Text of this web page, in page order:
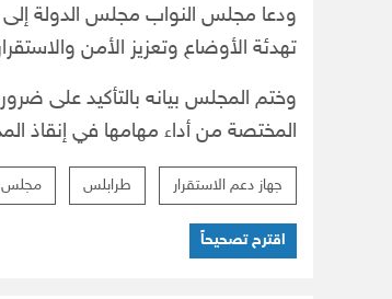
ودعا مجلس النواب مجلس الدولة
تهدئة الأوضاع وتعزيز الأمن
وختم المجلس بيانه بالتأكيد على
المختصة من أداء مهامها في إنقاذ
جهاز دعم الاستقرار طرابلس مجلس
اقترح تصحيحاً